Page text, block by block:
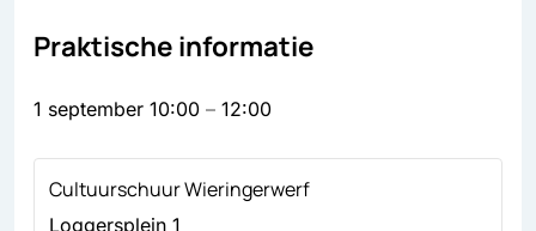
Praktische informatie
1 september 10:00 – 12:00
Cultuurschuur Wieringerwerf
Loggersplein 1